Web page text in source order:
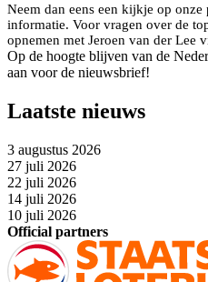
Neem dan eens een kijkje op onze
informatie. Voor vragen over de
opnemen met Jeroen van der Lee
Op de hoogte blijven van de
aan voor de nieuwsbrief!
Laatste nieuws
3 augustus 2026
27 juli 2026
22 juli 2026
14 juli 2026
10 juli 2026
Official partners